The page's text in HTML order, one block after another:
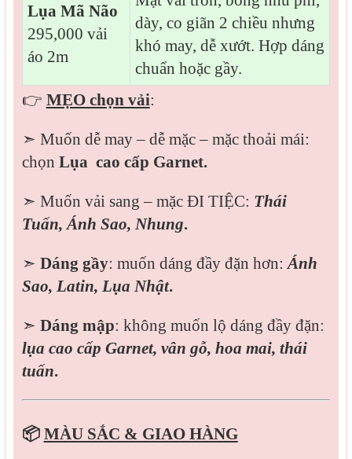
Lụa Mã Não
295,000 vải
áo 2m
dày, co giãn 2 chiều nhưng
khó may, dễ xướt. Hợp dáng
chuẩn hoặc gầy.
👉 MẸO chọn vải:
➣ Muốn dễ may – dễ mặc – mặc thoải mái:
chọn Lụa cao cấp Garnet.
➣ Muốn vải sang – mặc ĐI TIỆC: Thái
Tuấn, Ánh Sao, Nhung.
➣ Dáng gầy: muốn dáng đầy đặn hơn:Ánh
Sao, Latin, Lụa Nhật.
➣ Dáng mập: không muốn lộ dáng đầy đặn:
lụa cao cấp Garnet, vân gỗ, hoa mai, thái
tuấn.
📦 MÀU SẮC & GIAO HÀNG